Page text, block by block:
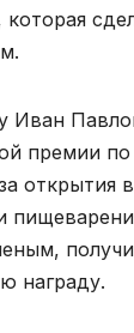
Иван
премии
открытия
награду.